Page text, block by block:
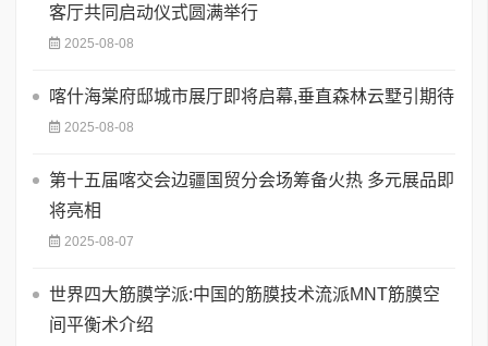
客厅共同启动仪式圆满举行
2025-08-08
喀什海棠府邸城市展厅即将启幕,垂直森林云墅引期待
2025-08-08
第十五届喀交会边疆国贸分会场筹备火热 多元展品即
将亮相
2025-08-07
世界四大筋膜学派:中国的筋膜技术流派MNT筋膜空
间平衡术介绍